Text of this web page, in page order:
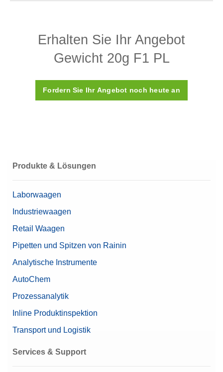
Aufbau Einteilig (Monobloc)
8000 (± 60) kg/m3
Suszeptibilität X < 0,2
Kalibrierungszertifikat Nein
Nennwert
Erhalten Sie Ihr Angebot
Gewicht 20g F1 PL
Fordern Sie Ihr Angebot noch heute an
Produkte & Lösungen
Laborwaagen
Industriewaagen
Retail Waagen
Pipetten und Spitzen von Rainin
Analytische Instrumente
AutoChem
Prozessanalytik
Inline Produktinspektion
Transport und Logistik
Services & Support